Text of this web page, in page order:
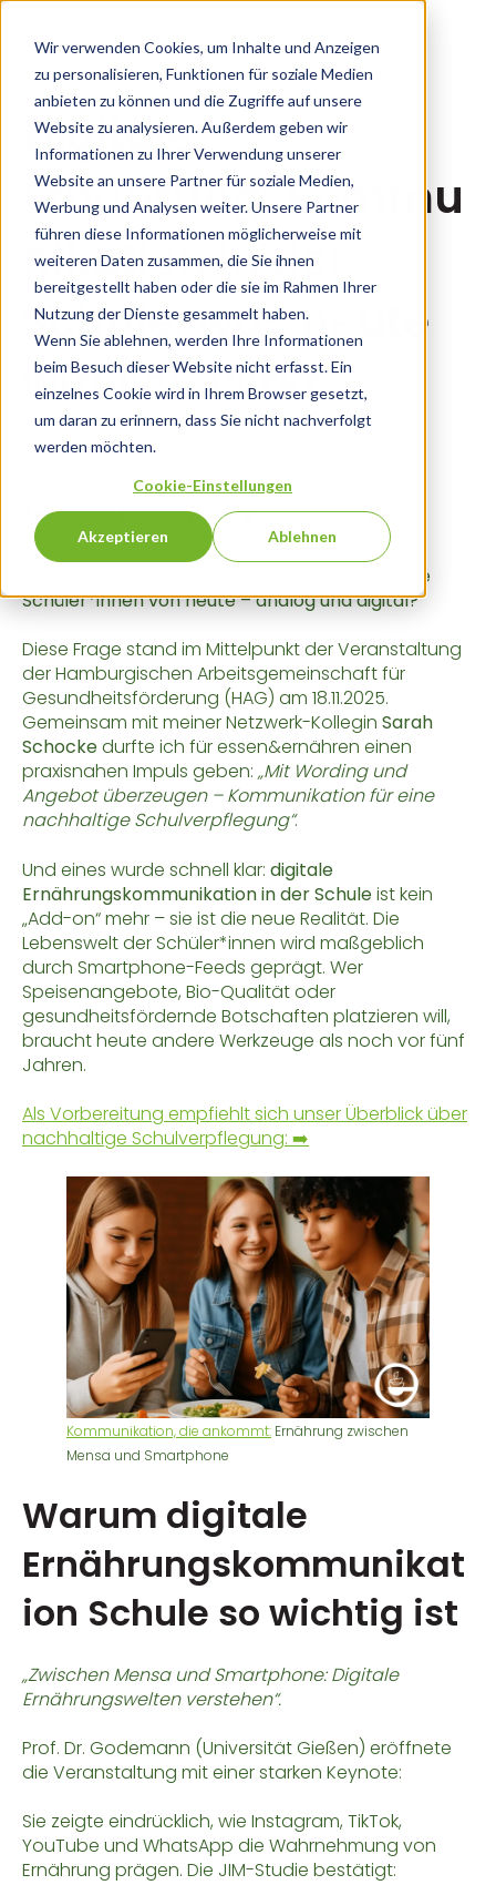
Wir verwenden Cookies, um Inhalte und Anzeigen
zu personalisieren, Funktionen für soziale Medien
anbieten zu können und die Zugriffe auf unsere
Website zu analysieren. Außerdem geben wir
Informationen zu Ihrer Verwendung unserer
Website an unsere Partner für soziale Medien,
Werbung und Analysen weiter. Unsere Partner
führen diese Informationen möglicherweise mit
weiteren Daten zusammen, die Sie ihnen
bereitgestellt haben oder die sie im Rahmen Ihrer
Nutzung der Dienste gesammelt haben.
Wenn Sie ablehnen, werden Ihre Informationen
beim Besuch dieser Website nicht erfasst. Ein
einzelnes Cookie wird in Ihrem Browser gesetzt,
um daran zu erinnern, dass Sie nicht nachverfolgt
werden möchten.
Cookie-Einstellungen
Akzeptieren Ablehnen
20.11.25 12:52
Digitale
Ernährungskommu
nikation in der
Schule: was heute
wirklich wirkt
News
Teilen:
Wie erreichen Küchen, Caterer und Schulen die
Schüler*innen von heute – analog und digital?
Diese Frage stand im Mittelpunkt der Veranstaltung
der Hamburgischen Arbeitsgemeinschaft für
Gesundheitsförderung (HAG) am 18.11.2025.
Gemeinsam mit meiner Netzwerk-Kollegin Sarah
Schockedurfte ich für essen&ernähren einen
praxisnahen Impuls geben: „Mit Wording und
Angebot überzeugen – Kommunikation für eine
nachhaltige Schulverpflegung“.
Und eines wurde schnell klar: digitale
Ernährungskommunikation in der Schuleist kein
„Add-on“ mehr – sie ist die neue Realität. Die
Lebenswelt der Schüler*innen wird maßgeblich
durch Smartphone-Feeds geprägt. Wer
Speisenangebote, Bio-Qualität oder
gesundheitsfördernde Botschaften platzieren will,
braucht heute andere Werkzeuge als noch vor fünf
Jahren.
Als Vorbereitung empfiehlt sich unser Überblick über
nachhaltige Schulverpflegung: ➡️
Kommunikation, die ankommt: Ernährung zwischen
Mensa und Smartphone
Warum digitale
Ernährungskommunikat
ion Schule so wichtig ist
„Zwischen Mensa und Smartphone: Digitale
Ernährungswelten verstehen“.
Prof. Dr. Godemann (Universität Gießen) eröffnete
die Veranstaltung mit einer starken Keynote:
Sie zeigte eindrücklich, wie Instagram, TikTok,
YouTube und WhatsApp die Wahrnehmung von
Ernährung prägen. Die JIM-Studie bestätigt: